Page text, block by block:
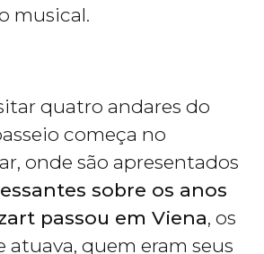
musical.
quatro andares do
começa no
onde são apresentados
sobre os anos
passou em Viena, os
atuava, quem eram seus